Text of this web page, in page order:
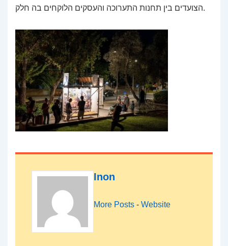
הצועדים בין תחנות התערוכה והעסקים הלוקחים בה חלק.
Inon
More Posts - Website